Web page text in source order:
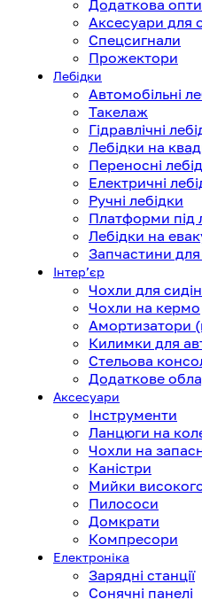
Додаткова
Аксесуари для
Спецсигнали
Прожектори
Лебідки
Автомобільні
Такелаж
Гідравлічні
Лебідки на
Переносні
Електричні
Ручні лебідки
Платформи під
Лебідки на
Запчастини для
Інтерʼєр
Чохли для
Чохли на кермо
Амортизатори
Килимки для
Стельова
Додаткове
Аксесуари
Інструменти
Ланцюги на
Чохли на
Каністри
Мийки
Пилососи
Домкрати
Компресори
Електроніка
Зарядні станції
Сонячні панелі